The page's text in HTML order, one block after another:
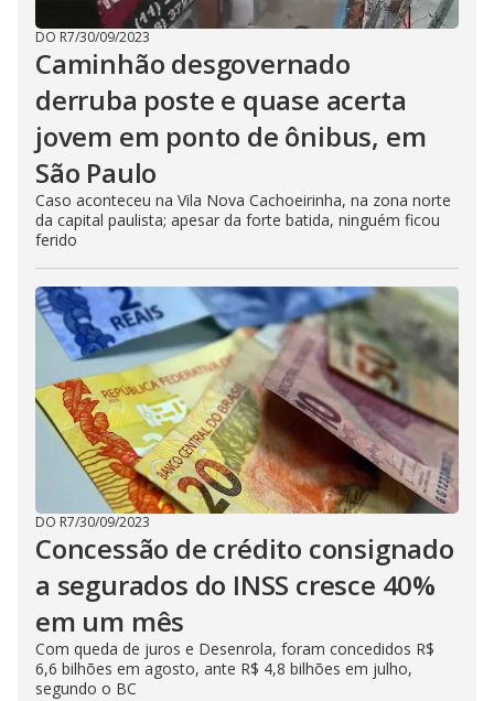
DO R7/30/09/2023
Caminhão desgovernado
derruba poste e quase acerta
jovem em ponto de ônibus, em
São Paulo
Caso aconteceu na Vila Nova Cachoeirinha, na zona norte
da capital paulista; apesar da forte batida, ninguém ficou
ferido
DO R7/30/09/2023
Concessão de crédito consignado
a segurados do INSS cresce 40%
em um mês
Com queda de juros e Desenrola, foram concedidos R$
6,6 bilhões em agosto, ante R$ 4,8 bilhões em julho,
segundo o BC